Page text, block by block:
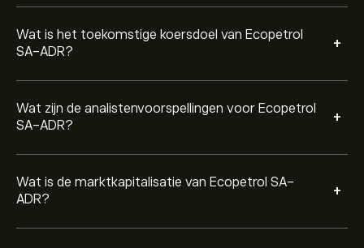
Wat is het toekomstige koersdoel van Ecopetrol
SA-ADR?
+
Wat zijn de analistenvoorspellingen voor Ecopetrol
SA-ADR?
+
Wat is de marktkapitalisatie van Ecopetrol SA-
ADR?
+